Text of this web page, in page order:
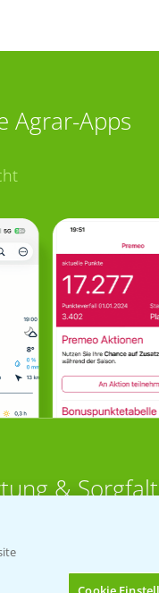
Agrar-Apps
& Sorgfalt
und Termine